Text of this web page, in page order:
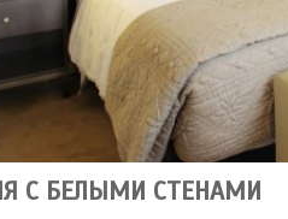
С БЕЛЫМИ СТЕНАМИ